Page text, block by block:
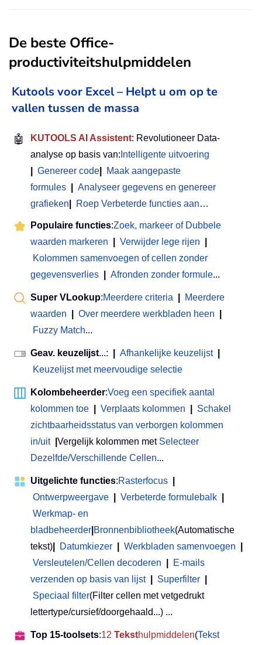
De beste Office-
productiviteitshulpmiddelen
Kutools voor Excel – Helpt u om op te
vallen tussen de massa
🤖 KUTOOLS AI Assistent: Revolutioneer Data-
analyse op basis van: Intelligente uitvoering
Genereer code
Maak aangepaste
formules
Analyseer gegevens en genereer
grafieken
Roep Verbeterde functies aan…
Populaire functies:Zoek, markeer of Dubbele
waarden markeren
Verwijder lege rijen
Kolommen samenvoegen of cellen zonder
gegevensverlies
Afronden zonder formule...
Super VLookup:Meerdere criteria
Meerdere
waarden
Over meerdere werkbladen heen
Fuzzy Match...
Geav. keuzelijst...: Afhankelijke keuzelijst
Keuzelijst met meervoudige selectie
Kolombeheerder:Voeg een specifiek aantal
kolommen toe
Verplaats kolommen
Schakel
zichtbaarheidsstatus van verborgen kolommen
in/uit
Vergelijk kolommen met Selecteer
Dezelfde/Verschillende Cellen...
Uitgelichte functies:Rasterfocus
Ontwerpweergave
Verbeterde formulebalk
Werkmap- en
bladbeheerder Bronnenbibliotheek(Automatische
tekst)
Datumkiezer Werkbladen samenvoegen
Versleutelen/Cellen decoderen
E-mails
verzenden op basis van lijst
Superfilter
Speciaal filter(Filter cellen met vetgedrukt
lettertype/cursief/doorgehaald...) ...
Top 15-toolsets:12 Teksthulpmiddelen(Tekst